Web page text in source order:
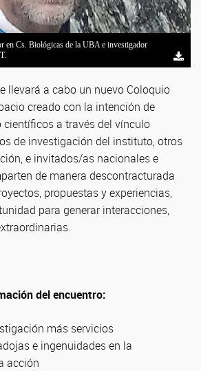
en Cs. Biológicas de la UBA e investigador
llevará a cabo un nuevo Coloquio
creado con la intención de
científicos a través del vínculo
de investigación del instituto, otros
e invitados/as nacionales e
de manera descontracturada
propuestas y experiencias,
para generar interacciones,
del encuentro:
más servicios
e ingenuidades en la
acción